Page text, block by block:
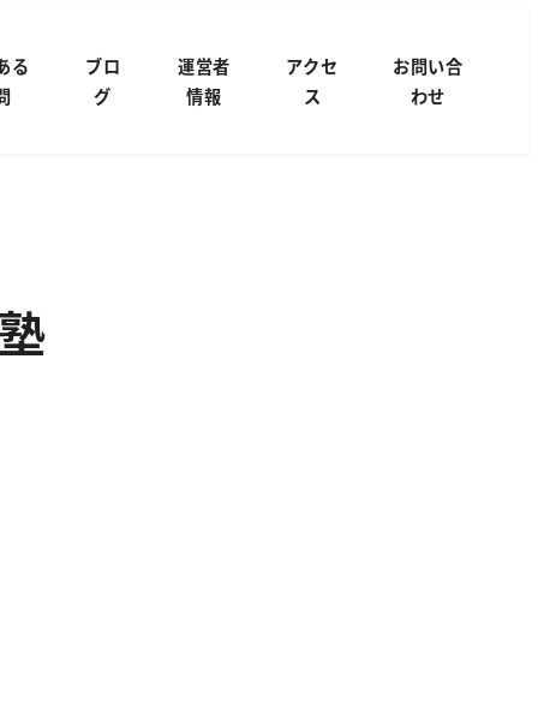
る
ブロ
グ
運営者
情報
アクセ
ス
お問い合
わせ